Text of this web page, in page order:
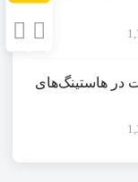
در هاستینگ‌های